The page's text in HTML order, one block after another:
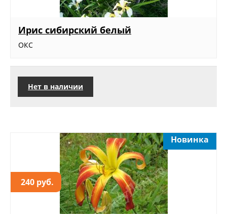
Ирис сибирский белый
ОКС
Нет в наличии
240 руб.
Новинка